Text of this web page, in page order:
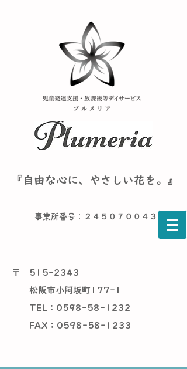
『自由な心に、やさしい花を。』
事業所番号：２４５０７００４３６
〒
515-2343
松阪市小阿坂町177-1
TEL：0598-58-1232
​ FAX：0598-58-1233